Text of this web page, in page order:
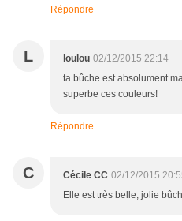
Répondre
L loulou 02/12/2015 22:14
ta bûche est absolument
superbe ces couleurs!
Répondre
C Cécile CC 02/12/2015
Elle est très belle, jolie